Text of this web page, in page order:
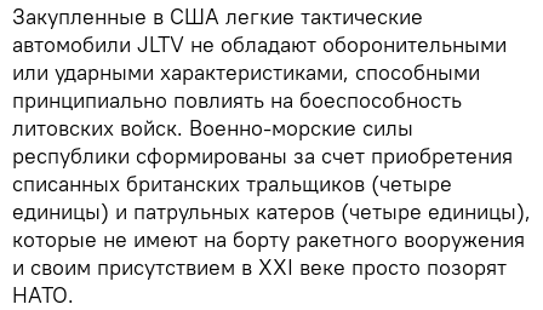
Закупленные в США легкие тактические
автомобили JLTV не обладают оборонительными
или ударными характеристиками, способными
принципиально повлиять на боеспособность
литовских войск. Военно-морские силы
республики сформированы за счет приобретения
списанных британских тральщиков (четыре
единицы) и патрульных катеров (четыре единицы),
которые не имеют на борту ракетного вооружения
и своим присутствием в XXI веке просто позорят
НАТО.